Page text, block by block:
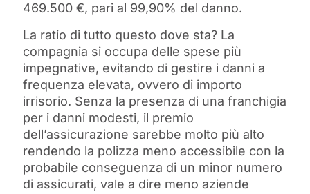
469.500 €, pari al 99,90% del danno.
La ratio di tutto questo dove sta? La
compagnia si occupa delle spese più
impegnative, evitando di gestire i danni a
frequenza elevata, ovvero di importo
irrisorio. Senza la presenza di una franchigia
per i danni modesti, il premio
dell’assicurazione sarebbe molto più alto
rendendo la polizza meno accessibile con la
probabile conseguenza di un minor numero
di assicurati, vale a dire meno aziende